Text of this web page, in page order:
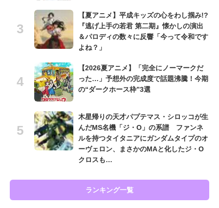
【夏アニメ】平成キッズの心をわし掴み!?
『逃げ上手の若君 第二期』懐かしの演出
＆パロディの数々に反響「今って令和です
よね？」
【2026夏アニメ】「完全にノーマークだ
った…」予想外の完成度で話題沸騰！今期
の“ダークホース枠”3選
木星帰りの天才パプテマス・シロッコが生
んだMS名機「ジ・O」の系譜 ファンネ
ルを持つタイタニアにガンダムタイプのオ
ーヴェロン、まさかのMAと化したジ・O
クロスも…
ランキング一覧